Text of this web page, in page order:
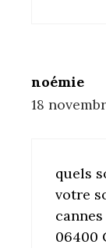
noémie
18
quels
votre
06400